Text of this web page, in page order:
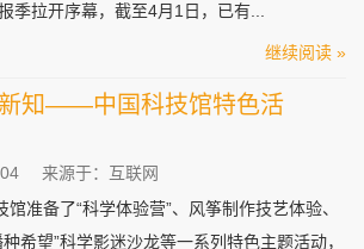
拉开序幕，截至4月1日，已有...
继续阅读 »
知——中国科技馆特色活
来源于：互联网
准备了“科学体验营”、风筝制作技艺体验、
希望”科学影迷沙龙等一系列特色主题活动，